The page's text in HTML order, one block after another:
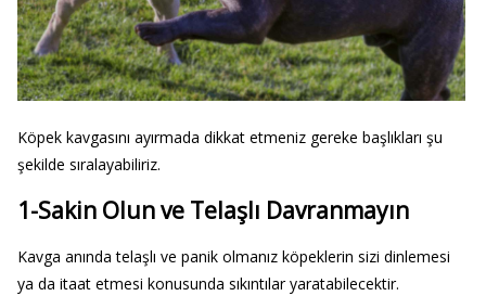
Köpek kavgasını ayırmada dikkat etmeniz gereke başlıkları şu
şekilde sıralayabiliriz.
1-Sakin Olun ve Telaşlı Davranmayın
Kavga anında telaşlı ve panik olmanız köpeklerin sizi dinlemesi
ya da itaat etmesi konusunda sıkıntılar yaratabilecektir.